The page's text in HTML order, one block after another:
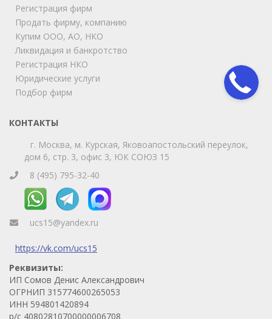
Регистрация фирм
Продать фирму, компанию
Купим ООО, АО, НКО
Ликвидация и банкротство
Регистрация НКО
Юридические услуги
Подбор фирм
КОНТАКТЫ
г. Москва, м. Курская, Яковоапостольский переулок,
дом 6, стр. 3, офис 3, ЮК СОЮЗ 15
8 (495) 795-32-40
ucs15@yandex.ru
https://vk.com/ucs15
Реквизиты:
ИП Сомов Денис Александрович
ОГРНИП 315774600265053
ИНН 594801420894
р/с 40802810700000006708
Мы на связи!
Позвоните нам или свяжитесь с нами через любой
удобный мессенджер!
Telegram